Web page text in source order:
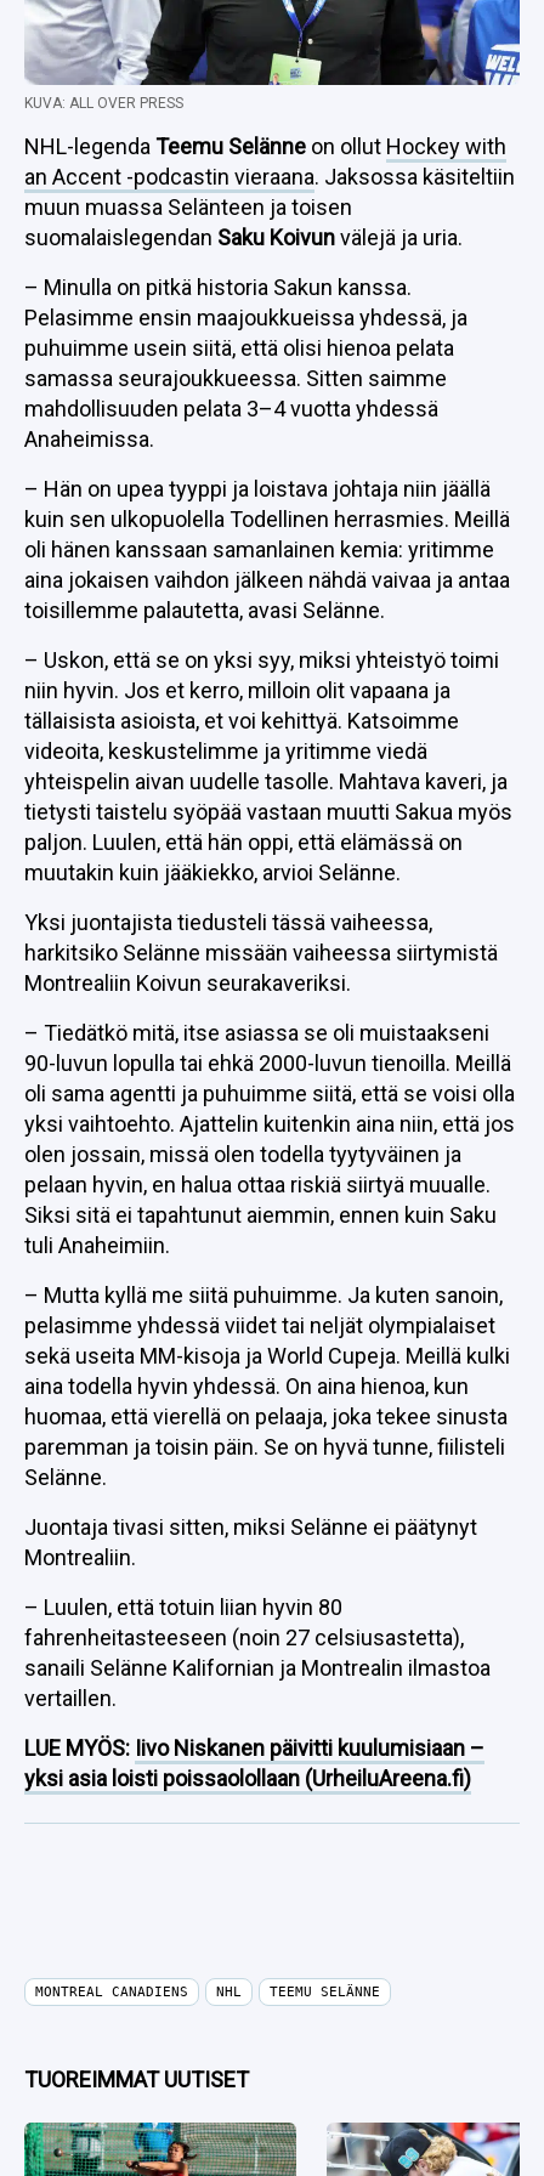
KUVA: ALL OVER PRESS
NHL-legenda Teemu Selänne on ollut Hockey with
an Accent -podcastin vieraana. Jaksossa käsiteltiin
muun muassa Selänteen ja toisen
suomalaislegendan Saku Koivunvälejä ja uria.
– Minulla on pitkä historia Sakun kanssa.
Pelasimme ensin maajoukkueissa yhdessä, ja
puhuimme usein siitä, että olisi hienoa pelata
samassa seurajoukkueessa. Sitten saimme
mahdollisuuden pelata 3–4 vuotta yhdessä
Anaheimissa.
– Hän on upea tyyppi ja loistava johtaja niin jäällä
kuin sen ulkopuolella Todellinen herrasmies. Meillä
oli hänen kanssaan samanlainen kemia: yritimme
aina jokaisen vaihdon jälkeen nähdä vaivaa ja antaa
toisillemme palautetta, avasi Selänne.
– Uskon, että se on yksi syy, miksi yhteistyö toimi
niin hyvin. Jos et kerro, milloin olit vapaana ja
tällaisista asioista, et voi kehittyä. Katsoimme
videoita, keskustelimme ja yritimme viedä
yhteispelin aivan uudelle tasolle. Mahtava kaveri, ja
tietysti taistelu syöpää vastaan muutti Sakua myös
paljon. Luulen, että hän oppi, että elämässä on
muutakin kuin jääkiekko, arvioi Selänne.
Yksi juontajista tiedusteli tässä vaiheessa,
harkitsiko Selänne missään vaiheessa siirtymistä
Montrealiin Koivun seurakaveriksi.
– Tiedätkö mitä, itse asiassa se oli muistaakseni
90-luvun lopulla tai ehkä 2000-luvun tienoilla. Meillä
oli sama agentti ja puhuimme siitä, että se voisi olla
yksi vaihtoehto. Ajattelin kuitenkin aina niin, että jos
olen jossain, missä olen todella tyytyväinen ja
pelaan hyvin, en halua ottaa riskiä siirtyä muualle.
Siksi sitä ei tapahtunut aiemmin, ennen kuin Saku
tuli Anaheimiin.
– Mutta kyllä me siitä puhuimme. Ja kuten sanoin,
pelasimme yhdessä viidet tai neljät olympialaiset
sekä useita MM-kisoja ja World Cupeja. Meillä kulki
aina todella hyvin yhdessä. On aina hienoa, kun
huomaa, että vierellä on pelaaja, joka tekee sinusta
paremman ja toisin päin. Se on hyvä tunne, fiilisteli
Selänne.
Juontaja tivasi sitten, miksi Selänne ei päätynyt
Montrealiin.
– Luulen, että totuin liian hyvin 80
fahrenheitasteeseen (noin 27 celsiusastetta),
sanaili Selänne Kalifornian ja Montrealin ilmastoa
vertaillen.
LUE MYÖS: Iivo Niskanen päivitti kuulumisiaan –
yksi asia loisti poissaolollaan (UrheiluAreena.fi)
MONTREAL CANADIENS NHL TEEMU SELÄNNE
TUOREIMMAT UUTISET